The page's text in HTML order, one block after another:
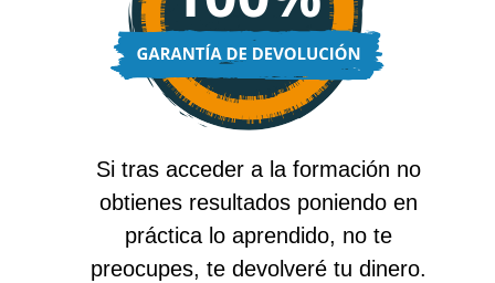
Si tras acceder a la formación no
obtienes resultados poniendo en
práctica lo aprendido, no te
preocupes, te devolveré tu dinero.